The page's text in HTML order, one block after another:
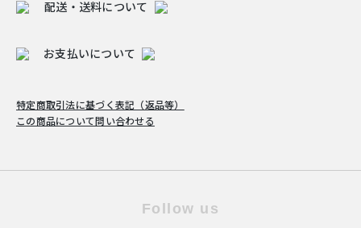
配送・送料について
お支払いについて
特定商取引法に基づく表記（返品等）
この商品について問い合わせる
Follow us